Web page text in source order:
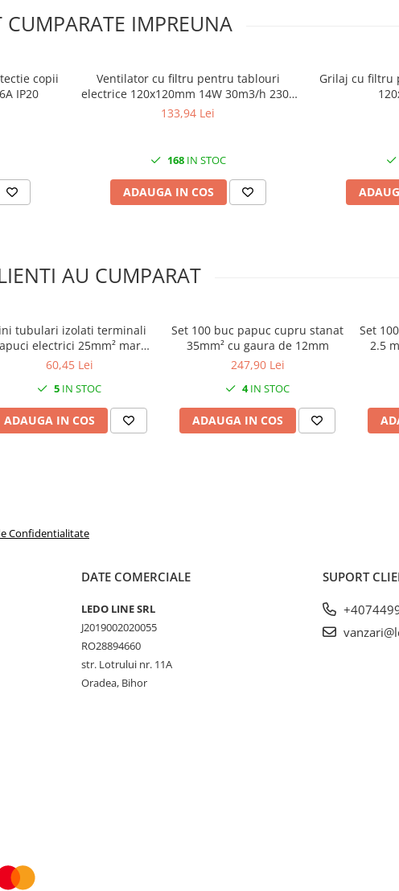
CUMPARATE IMPREUNA
copii
IP20
Ventilator cu filtru pentru tablouri
electrice 120x120mm 14W 30m3/h 230V
IP54
133,94 Lei
168IN STOC
ADAUGA IN COS
Grilaj cu filtru
AU CUMPARAT
tubulari izolati terminali
electrici 25mm² maro
set 100 bucati
60,45 Lei
5 IN STOC
ADAUGA IN COS
Set 100 buc papuc cupru stanat
35mm² cu gaura de 12mm
247,90 Lei
4IN STOC
ADAUGA IN COS
Set
2.5
Confidentialitate
DATE COMERCIALE
LEDO LINE SRL
J2019002020055
RO28894660
str. Lotrului nr. 11A
Oradea, Bihor
SUPORT